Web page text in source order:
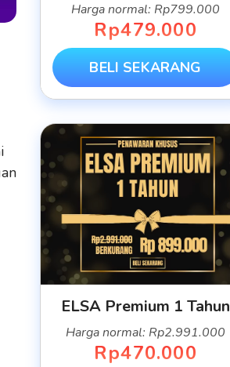
Harga normal: Rp799.000
Rp479.000
BELI SEKARANG
ELSA Premium 1 Tahun
Harga normal: Rp2.991.000
Rp470.000